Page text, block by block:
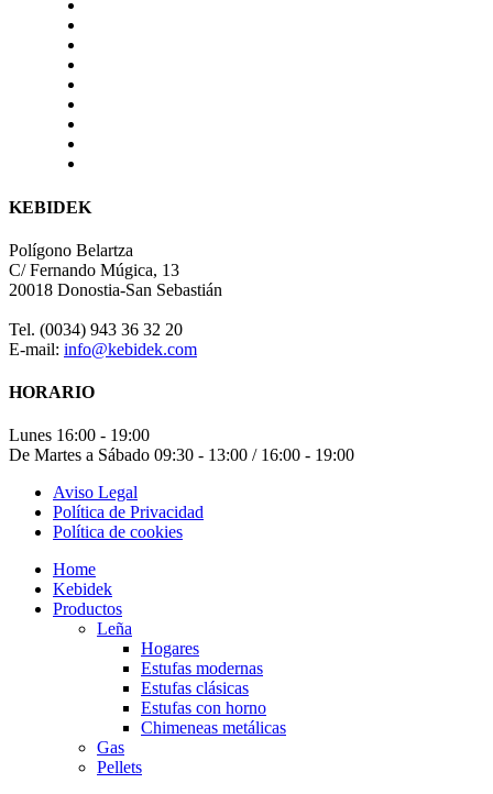
KEBIDEK
Polígono Belartza
C/ Fernando Múgica, 13
20018 Donostia-San Sebastián
Tel. (0034) 943 36 32 20
E-mail: info@kebidek.com
HORARIO
Lunes 16:00 - 19:00
De Martes a Sábado 09:30 - 13:00 / 16:00 - 19:00
Aviso Legal
Política de Privacidad
Política de cookies
Home
Kebidek
Productos
Leña
Hogares
Estufas modernas
Estufas clásicas
Estufas con horno
Chimeneas metálicas
Gas
Pellets